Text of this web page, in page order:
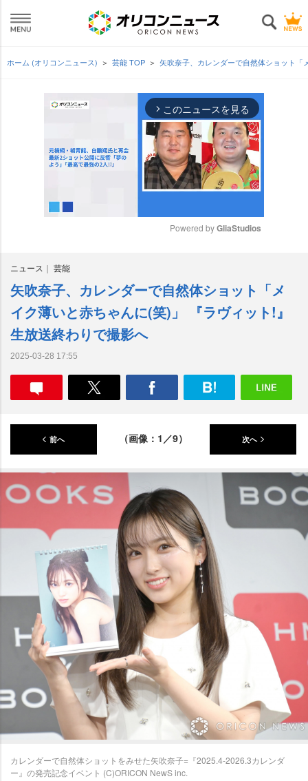
ホーム (オリコンニュース) 芸能 TOP 矢吹奈子、カレンダーで自然体ショット
arrow_forward_ios このニュースを見る
e
Powered by GliaStudios
ニュース 芸能
矢吹奈子、カレンダーで自然体ショット「メ
イク薄いと赤ちゃんに(笑)」 『ラヴィット!』
生放送終わりで撮影へ
2025-03-28 17:55
前へ （画像：1／9） 次へ
カレンダーで自然体ショットをみせた矢吹奈子=『2025.4-2026.3カレンダ
ー』の発売記念イベント (C)ORICON NewS inc.